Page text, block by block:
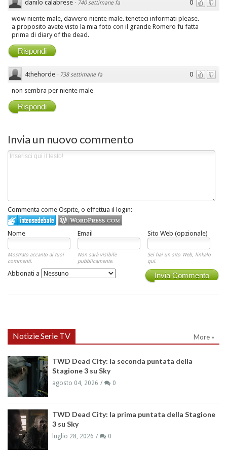
0
danilo calabrese · 740 settimane fa
wow niente male, davvero niente male. teneteci informati please.
a proposito avete visto la mia foto con il grande Romero fu fatta
prima di diary of the dead.
Rispondi
0
4thehorde · 738 settimane fa
non sembra per niente male
Rispondi
Invia un nuovo commento
Commenta come Ospite, o effettua il login:
Nome Email Sito Web (opzionale)
Mostrato accanto ai tuoi
commenti.
Non sarà visibile
pubblicamente.
Sei hai un sito Web, linkalo
qui.
Invia Commento
Abbonati a
Notizie Serie TV More »
TWD Dead City: la seconda puntata della
Stagione 3 su Sky
agosto 04, 2026 0
TWD Dead City: la prima puntata della Stagione
3 su Sky
luglio 28, 2026 0